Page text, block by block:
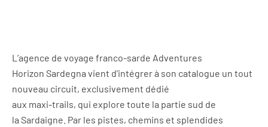
L’agence de voyage franco-sarde Adventures
Horizon Sardegna vient d’intégrer à son catalogue un tout
nouveau circuit, exclusivement dédié
aux maxi-trails, qui explore toute la partie sud de
la Sardaigne. Par les pistes, chemins et splendides